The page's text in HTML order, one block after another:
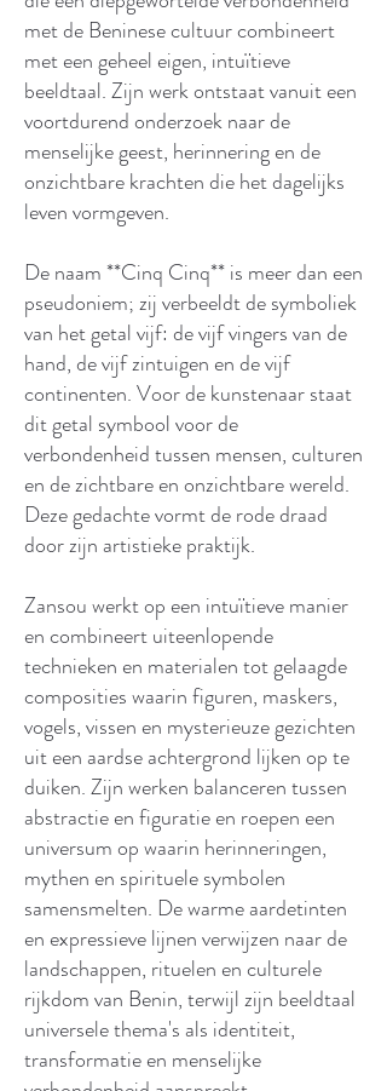
met de Beninese cultuur combineert
met een geheel eigen, intuïtieve
beeldtaal. Zijn werk ontstaat vanuit een
voortdurend onderzoek naar de
menselijke geest, herinnering en de
onzichtbare krachten die het dagelijks
leven vormgeven.
De naam **Cinq Cinq** is meer dan een
pseudoniem; zij verbeeldt de symboliek
van het getal vijf: de vijf vingers van de
hand, de vijf zintuigen en de vijf
continenten. Voor de kunstenaar staat
dit getal symbool voor de
verbondenheid tussen mensen, culturen
en de zichtbare en onzichtbare wereld.
Deze gedachte vormt de rode draad
door zijn artistieke praktijk.
Zansou werkt op een intuïtieve manier
en combineert uiteenlopende
technieken en materialen tot gelaagde
composities waarin figuren, maskers,
vogels, vissen en mysterieuze gezichten
uit een aardse achtergrond lijken op te
duiken. Zijn werken balanceren tussen
abstractie en figuratie en roepen een
universum op waarin herinneringen,
mythen en spirituele symbolen
samensmelten. De warme aardetinten
en expressieve lijnen verwijzen naar de
landschappen, rituelen en culturele
rijkdom van Benin, terwijl zijn beeldtaal
universele thema's als identiteit,
transformatie en menselijke